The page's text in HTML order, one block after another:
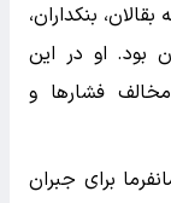
بنکداران،
بود. او در این
فشارها و
برای جبران